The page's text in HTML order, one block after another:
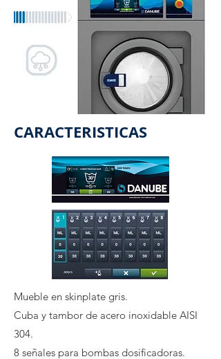
CARACTERISTICAS
Mueble en skinplate gris.
Cuba y tambor de acero inoxidable AISI
304.
8 señales para bombas dosificadoras.